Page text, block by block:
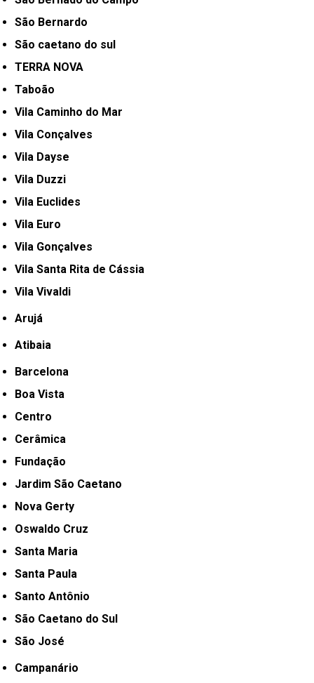
São Bernardo
São caetano do sul
TERRA NOVA
Taboão
Vila Caminho do Mar
Vila Conçalves
Vila Dayse
Vila Duzzi
Vila Euclides
Vila Euro
Vila Gonçalves
Vila Santa Rita de Cássia
Vila Vivaldi
Arujá
Atibaia
Barcelona
Boa Vista
Centro
Cerâmica
Fundação
Jardim São Caetano
Nova Gerty
Oswaldo Cruz
Santa Maria
Santa Paula
Santo Antônio
São Caetano do Sul
São José
Campanário